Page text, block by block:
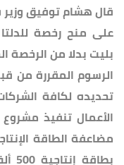
قال هشام توفيق وزير
الرسوم المقررة من
تحديده لكافة